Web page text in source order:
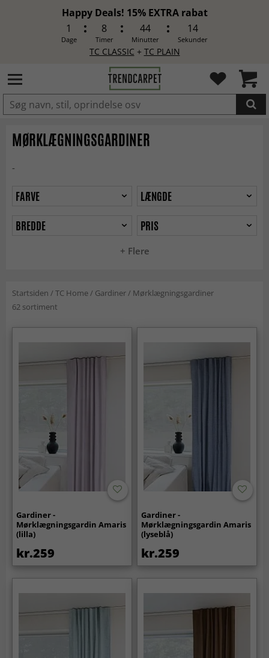
Happy Deals! 15% EXTRA rabat
1
Dage
8
Timer
44
Minutter
13
Sekunder
TC CLASSIC + TC PLAIN
LAGT I INDKØBSKURVEN.
MØRKLÆGNINGSGARDINER
-
+ Flere
FARVE
LÆNGDE
BREDDE
PRIS
Startsiden /TC Home/ Gardiner/ Mørklægningsgardiner
62 sortiment
Gardiner -
Mørklægningsgardin Amaris
(lilla)
kr.259
Gardiner -
Mørklægningsgardin Amaris
(lyseblå)
kr.259